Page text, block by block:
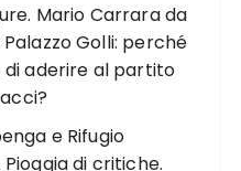
Mario Carrara da
Golli: perché
di aderire al partito
e Rifugio
Pioggia di critiche.